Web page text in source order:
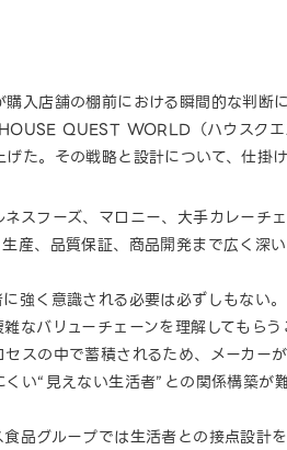
入店舗の棚前における瞬間的な判断
QUEST WORLD（ハウスク
た。その戦略と設計について、仕掛
スフーズ、マロニー、大手カレーチ
産、品質保証、商品開発まで広く深
強く意識される必要は必ずしもな
なバリューチェーンを理解してもら
スの中で蓄積されるため、メーカ
い“見えない生活者”との関係構築が
品グループでは生活者との接点設